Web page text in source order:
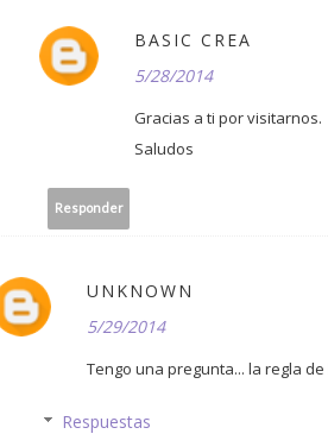
BASIC CREA
5/28/2014
Gracias a ti por visitarnos.
Saludos
Responder
UNKNOWN
5/29/2014
Tengo una pregunta... la regla
Respuestas